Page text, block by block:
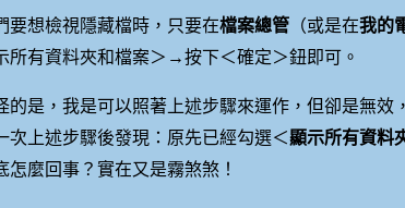
要想檢視隱藏檔時，只要在檔案總管 （或是在我的
所有資料夾和檔案＞→按下＜確定＞鈕即可。
的是，我是可以照著上述步驟來運作，但卻是無
次上述步驟後發現：原先已經勾選＜顯示所有資料
怎麼回事？實在又是霧煞煞！